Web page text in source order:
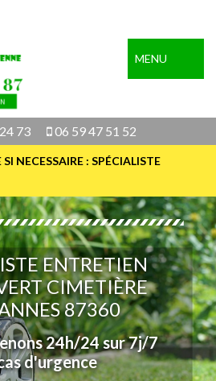
MENU
73 06 59 47 51 52
NECESSAIRE : SPÉCIALISTE
ENTRETIEN
CIMETIÈRE
87360
24h/24 sur 7j/7
d'urgence